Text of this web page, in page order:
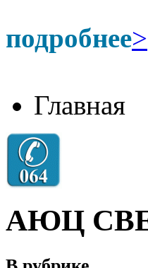
подробнее>
Главная
АЮЦ